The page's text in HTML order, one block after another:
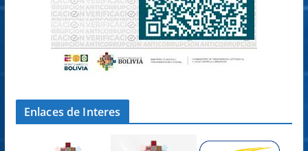
Enlaces de Interes